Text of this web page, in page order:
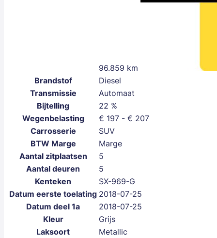
96.859 km
Brandstof
Diesel
Transmissie
Automaat
Bijtelling
22 %
Wegenbelasting
€ 197 - € 207
Carrosserie
SUV
BTW Marge
Marge
Aantal zitplaatsen
5
Aantal deuren
5
Kenteken
SX-969-G
Datum eerste toelating 2018-07-25
Datum deel 1a
2018-07-25
Kleur
Grijs
Laksoort
Metallic